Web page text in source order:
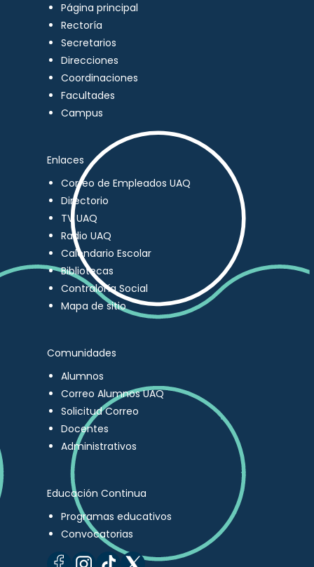
Página principal
Rectoría
Secretarios
Direcciones
Coordinaciones
Facultades
Campus
Enlaces
Correo de Empleados UAQ
Directorio
TV UAQ
Radio UAQ
Calendario Escolar
Bibliotecas
Contraloría Social
Mapa de sitio
Comunidades
Alumnos
Correo Alumnos UAQ
Solicitud Correo
Docentes
Administrativos
Educación Continua
Programas educativos
Convocatorias